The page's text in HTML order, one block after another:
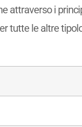
attraverso i
tutte le altre